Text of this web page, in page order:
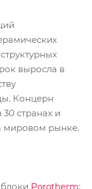
выросла в
Концерн
странах и
мировом рынке.
Porotherm;